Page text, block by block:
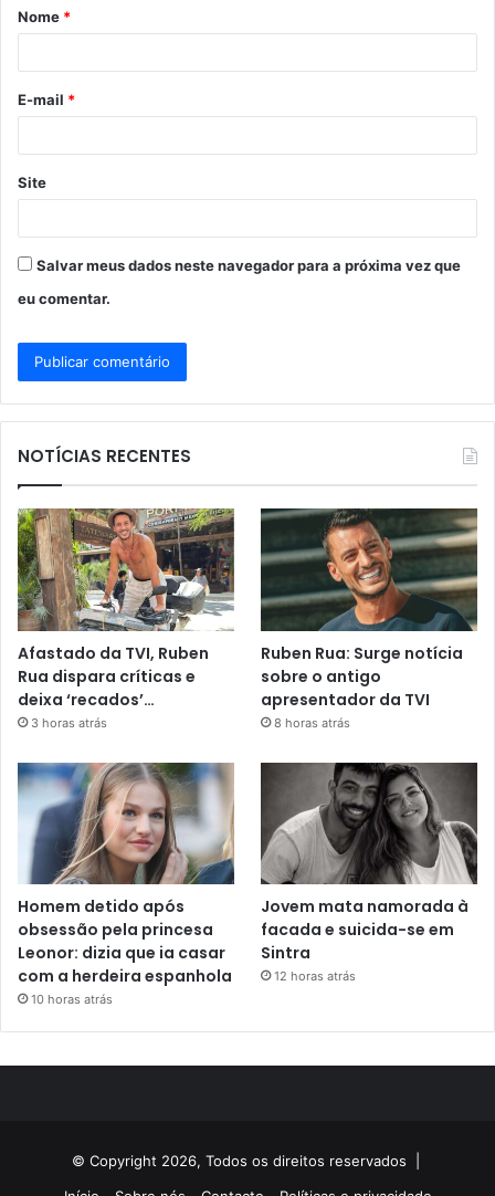
r
*
Nome *
E-mail *
Site
Salvar meus dados neste navegador para a próxima vez que
eu comentar.
NOTÍCIAS RECENTES
Afastado da TVI, Ruben
Rua dispara críticas e
deixa ‘recados’…
3 horas atrás
Ruben Rua: Surge notícia
sobre o antigo
apresentador da TVI
8 horas atrás
Homem detido após
obsessão pela princesa
Leonor: dizia que ia casar
com a herdeira espanhola
10 horas atrás
Jovem mata namorada à
facada e suicida-se em
Sintra
12 horas atrás
© Copyright 2026, Todos os direitos reservados |